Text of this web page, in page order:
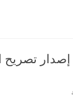
إصدار تصريح